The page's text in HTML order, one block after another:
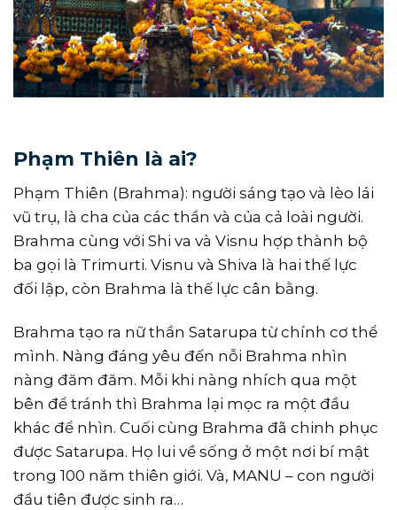
Phạm Thiên là ai?
Phạm Thiên (Brahma): người sáng tạo và lèo lái
vũ trụ, là cha của các thần và của cả loài người.
Brahma cùng với Shi va và Visnu hợp thành bộ
ba gọi là Trimurti. Visnu và Shiva là hai thế lực
đối lập, còn Brahma là thế lực cân bằng.
Brahma tạo ra nữ thần Satarupa từ chính cơ thể
mình. Nàng đáng yêu đến nỗi Brahma nhìn
nàng đăm đăm. Mỗi khi nàng nhích qua một
bên để tránh thì Brahma lại mọc ra một đầu
khác để nhìn. Cuối cùng Brahma đã chinh phục
được Satarupa. Họ lui về sống ở một nơi bí mật
trong 100 năm thiên giới. Và, MANU – con người
đầu tiên được sinh ra…